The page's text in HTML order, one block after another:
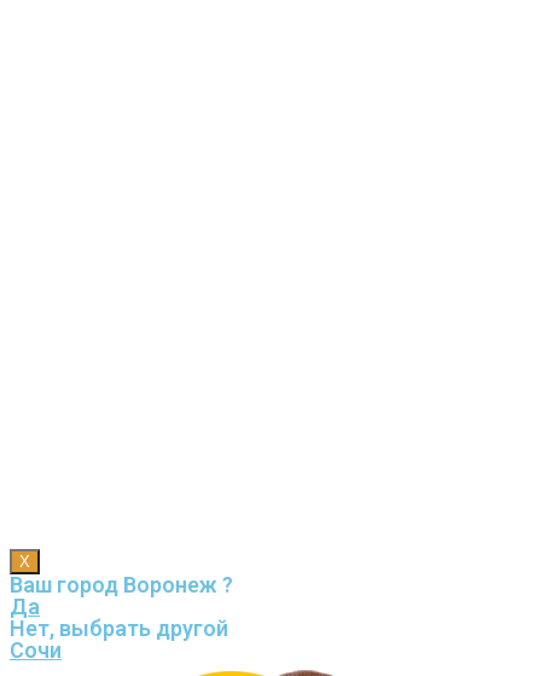
X
Ваш город Воронеж ?
Да
Нет, выбрать другой
Сочи